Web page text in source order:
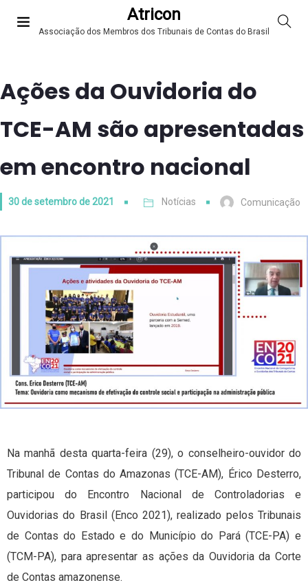
Atricon
Associação dos Membros dos Tribunais de Contas do Brasil
Ações da Ouvidoria do
TCE-AM são apresentadas
em encontro nacional
30 de setembro de 2021 Notícias Comunicação
Na manhã desta quarta-feira (29), o conselheiro-ouvidor do
Tribunal de Contas do Amazonas (TCE-AM), Érico Desterro,
participou do Encontro Nacional de Controladorias e
Ouvidorias do Brasil (Enco 2021), realizado pelos Tribunais
de Contas do Estado e do Município do Pará (TCE-PA) e
(TCM-PA), para apresentar as ações da Ouvidoria da Corte
de Contas amazonense.